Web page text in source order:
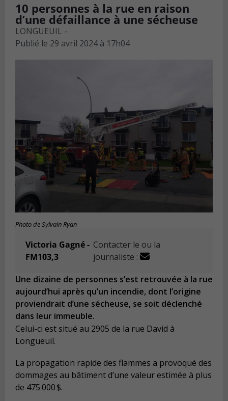
10 personnes à la rue en raison
d’une défaillance à une sécheuse
LONGUEUIL -
Publié le 29 avril 2024 à 17h04
Photo de Sylvain Ryan
Victoria Gagné -
FM103,3
Contacter le ou la
journaliste :
Une dizaine de personnes s’est retrouvée à la rue
aujourd’hui après qu’un incendie, dont l’origine
proviendrait d’une sécheuse, se soit déclenché
dans leur immeuble.
Celui-ci est situé au 2905 de la rue David à
Longueuil.
La propagation rapide des flammes a provoqué des
dommages au bâtiment d’une valeur estimée à plus
de 475000 $.